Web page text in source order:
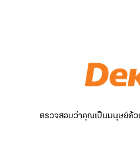
ตรวจสอบว่าคุณเป็นมนุษย์ด้ว